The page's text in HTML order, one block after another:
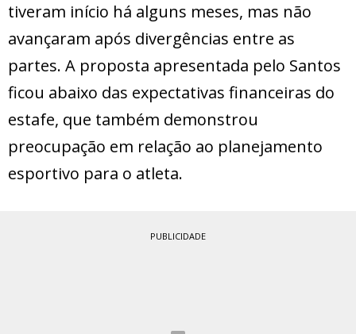
tiveram início há alguns meses, mas não
avançaram após divergências entre as
partes. A proposta apresentada pelo Santos
ficou abaixo das expectativas financeiras do
estafe, que também demonstrou
preocupação em relação ao planejamento
esportivo para o atleta.
PUBLICIDADE